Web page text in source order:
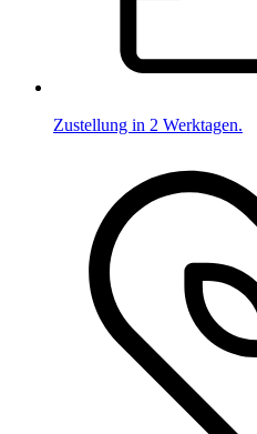
Zustellung in 2 Werktagen.